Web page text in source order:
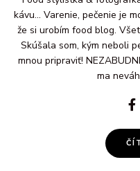
kávu... Varenie, pečenie je
že si urobím food blog.
Skúšala som, kým neboli
mnou pripraviť!
ma